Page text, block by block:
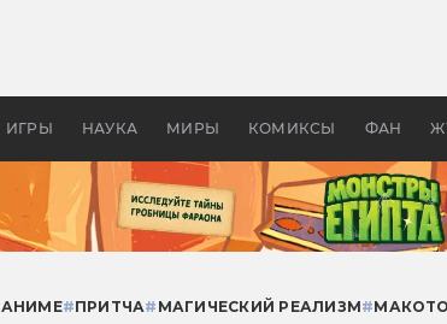
ИГРЫ НАУКА МИРЫ КОМИКСЫ ФАН
бы «Властелина колец»
АНИМЕ#ПРИТЧА# МАГИЧЕСКИЙ РЕАЛИЗМ#